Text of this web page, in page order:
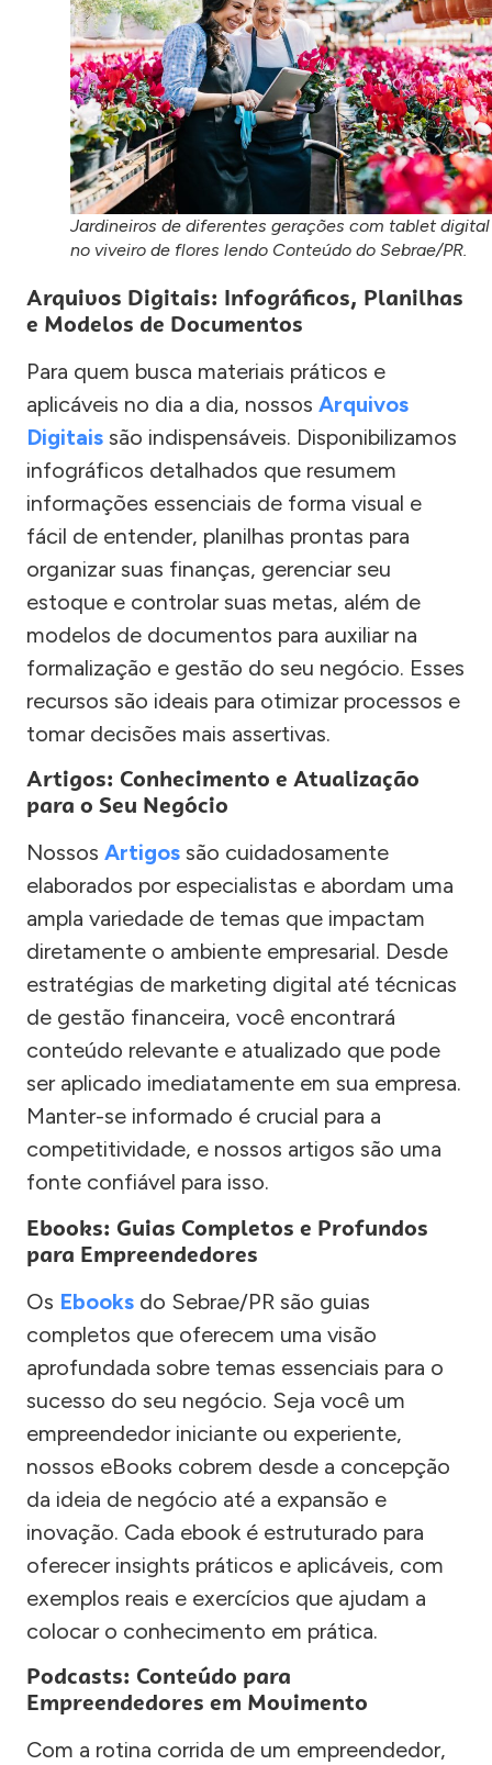
Jardineiros de diferentes gerações com tablet digital
no viveiro de flores lendo Conteúdo do Sebrae/PR.
Arquivos Digitais: Infográficos, Planilhas
e Modelos de Documentos
Para quem busca materiais práticos e
aplicáveis no dia a dia, nossos Arquivos
Digitais são indispensáveis. Disponibilizamos
infográficos detalhados que resumem
informações essenciais de forma visual e
fácil de entender, planilhas prontas para
organizar suas finanças, gerenciar seu
estoque e controlar suas metas, além de
modelos de documentos para auxiliar na
formalização e gestão do seu negócio. Esses
recursos são ideais para otimizar processos e
tomar decisões mais assertivas.
Artigos: Conhecimento e Atualização
para o Seu Negócio
Nossos Artigos são cuidadosamente
elaborados por especialistas e abordam uma
ampla variedade de temas que impactam
diretamente o ambiente empresarial. Desde
estratégias de marketing digital até técnicas
de gestão financeira, você encontrará
conteúdo relevante e atualizado que pode
ser aplicado imediatamente em sua empresa.
Manter-se informado é crucial para a
competitividade, e nossos artigos são uma
fonte confiável para isso.
Ebooks: Guias Completos e Profundos
para Empreendedores
Os Ebooks do Sebrae/PR são guias
completos que oferecem uma visão
aprofundada sobre temas essenciais para o
sucesso do seu negócio. Seja você um
empreendedor iniciante ou experiente,
nossos eBooks cobrem desde a concepção
da ideia de negócio até a expansão e
inovação. Cada ebook é estruturado para
oferecer insights práticos e aplicáveis, com
exemplos reais e exercícios que ajudam a
colocar o conhecimento em prática.
Podcasts: Conteúdo para
Empreendedores em Movimento
Com a rotina corrida de um empreendedor,